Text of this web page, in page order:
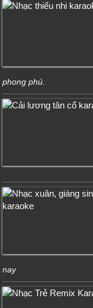
phong phú.
nay